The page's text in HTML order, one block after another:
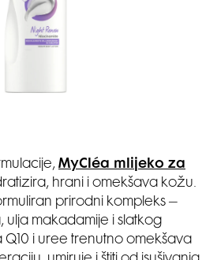
MyCléa mlijeko za
hrani i omekšava kožu.
prirodni kompleks –
makadamije i slatkog
i uree trenutno omekšava